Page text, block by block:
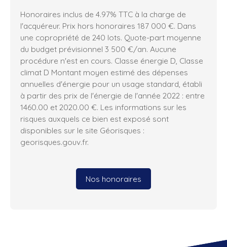
Honoraires inclus de 4.97% TTC à la charge de
l'acquéreur. Prix hors honoraires 187 000 €. Dans
une copropriété de 240 lots. Quote-part moyenne
du budget prévisionnel 3 500 €/an. Aucune
procédure n'est en cours. Classe énergie D, Classe
climat D Montant moyen estimé des dépenses
annuelles d'énergie pour un usage standard, établi
à partir des prix de l'énergie de l'année 2022 : entre
1460.00 et 2020.00 €. Les informations sur les
risques auxquels ce bien est exposé sont
disponibles sur le site Géorisques :
georisques.gouv.fr.
Nos honoraires